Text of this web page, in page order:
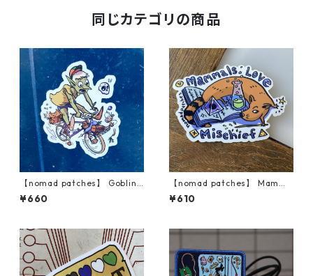
同じカテゴリの商品
【nomad patches】 Goblin
on a Bike Vinyl Sticker
¥660
【nomad patches】 Mamma
ls Love Mischief Vinyl Sticke
r
¥610